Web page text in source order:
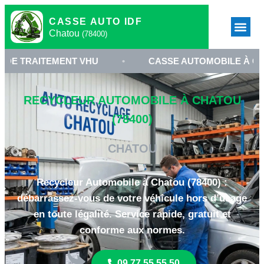
CASSE AUTO IDF
Chatou (78400)
VHU • CASSE AUTOMOBILE À CHATOU
RECYCLEUR AUTOMOBILE À CHATOU
(78400)
CHATOU
Recycleur Automobile à Chatou (78400) :
débarrassez-vous de votre véhicule hors d’usage
en toute légalité. Service rapide, gratuit et
conforme aux normes.